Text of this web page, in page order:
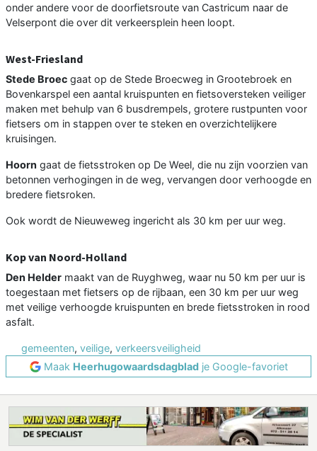
onder andere voor de doorfietsroute van Castricum naar de
Velserpont die over dit verkeersplein heen loopt.
West-Friesland
Stede Broec gaat op de Stede Broecweg in Grootebroek en
Bovenkarspel een aantal kruispunten en fietsoversteken veiliger
maken met behulp van 6 busdrempels, grotere rustpunten voor
fietsers om in stappen over te steken en overzichtelijkere
kruisingen.
Hoorn gaat de fietsstroken op De Weel, die nu zijn voorzien van
betonnen verhogingen in de weg, vervangen door verhoogde en
bredere fietsroken.
Ook wordt de Nieuweweg ingericht als 30 km per uur weg.
Kop van Noord-Holland
Den Helder maakt van de Ruyghweg, waar nu 50 km per uur is
toegestaan met fietsers op de rijbaan, een 30 km per uur weg
met veilige verhoogde kruispunten en brede fietsstroken in rood
asfalt.
gemeenten, veilige, verkeersveiligheid
Maak Heerhugowaardsdagbladje Google-favoriet